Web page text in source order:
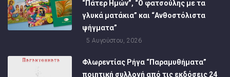
“Πάτερ Ημών”, “Ο φατσούλης με τα
γλυκά ματάκια” και “Ανθοστόλιστα
ψήγματα”
5 Αυγούστου, 2026
Φλωρεντίας Ρήγα “Παραμυθήματα”
ποιητική συλλογή από τις εκδόσεις 24